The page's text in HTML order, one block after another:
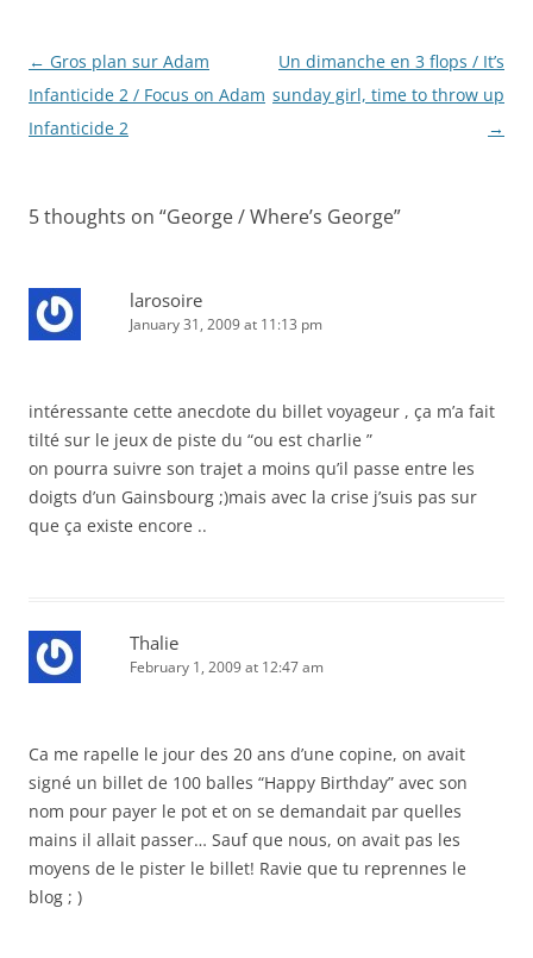
Post
navigation
← Gros plan sur Adam
Infanticide 2 / Focus on Adam
Infanticide 2
Un dimanche en 3 flops / It’s
sunday girl, time to throw up
→
5 thoughts on “George / Where’s George”
larosoire
January 31, 2009 at 11:13 pm
intéressante cette anecdote du billet voyageur , ça m’a fait
tilté sur le jeux de piste du “ou est charlie ”
on pourra suivre son trajet a moins qu’il passe entre les
doigts d’un Gainsbourg ;)mais avec la crise j’suis pas sur
que ça existe encore ..
Thalie
February 1, 2009 at 12:47 am
Ca me rapelle le jour des 20 ans d’une copine, on avait
signé un billet de 100 balles “Happy Birthday” avec son
nom pour payer le pot et on se demandait par quelles
mains il allait passer… Sauf que nous, on avait pas les
moyens de le pister le billet! Ravie que tu reprennes le
blog ; )